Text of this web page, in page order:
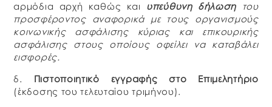
αρμόδια αρχή καθώς και υπεύθυνη δήλωση του
προσφέροντος αναφορικά με τους οργανισμούς
κοινωνικής ασφάλισης κύριας και επικουρικής
ασφάλισης στους οποίους οφείλει να καταβάλει
εισφορές.
δ. Πιστοποιητικό εγγραφής στο Επιμελητήριο
(έκδοσης του τελευταίου τριμήνου).